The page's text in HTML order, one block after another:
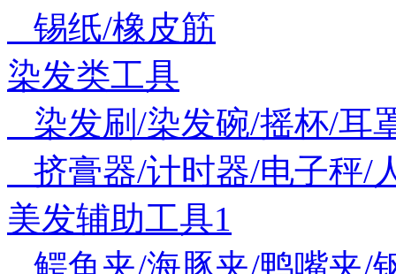
锡纸/橡皮筋
染发类工具
染发刷/染发碗/摇杯/耳
挤膏器/计时器/电子秤/
美发辅助工具1